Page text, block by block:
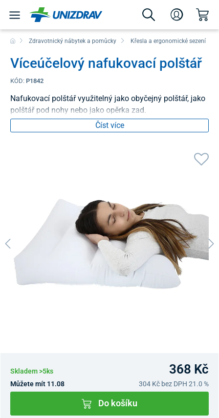
Zdravotnický nábytek a pomůcky Křesla a ergonomické sezení
Víceúčelový nafukovací polštář
KÓD: P1842
Nafukovací polštář využitelný jako obyčejný polštář, jako
polštář pod nohy nebo jako opěrka zad.
Číst více
Skladem >5ks 368 Kč
Můžete mít 11.08 304 Kč bez DPH 21.0 %
Do košíku